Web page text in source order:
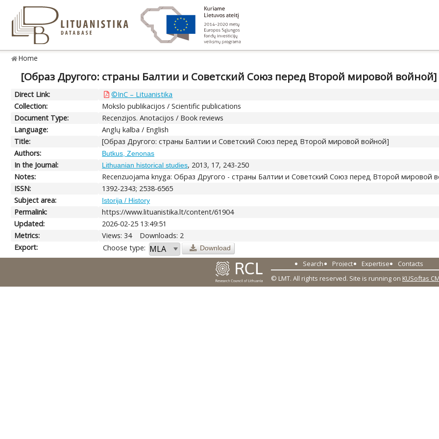
Home
[Образ Другого: страны Балтии и Советский Союз перед Второй мировой войной]
Direct Link:
©InC – Lituanistika
Collection:
Mokslo publikacijos / Scientific publications
Document Type:
Recenzijos. Anotacijos / Book reviews
Language:
Anglų kalba / English
Title:
[Образ Другого: страны Балтии и Советский Союз перед Второй мировой войной]
Authors:
Butkus, Zenonas
In the Journal: Lithuanian historical studies, 2013, 17, 243-250
Notes:
Recenzuojama knyga: Образ Другого - страны Балтии и Советский Союз перед Второй мировой
ISSN:
1392-2343; 2538-6565
Subject area:
Istorija / History
Permalink:
https://www.lituanistika.lt/content/61904
Updated:
2026-02-25 13:49:51
Metrics:
Views: 34
Downloads: 2
Export:
Choose type: Download
Search Project Expertise
Contacts
© LMT. All rights reserved. Site is running on KUSoftas